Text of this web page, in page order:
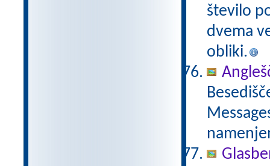
število
dvema
obliki.